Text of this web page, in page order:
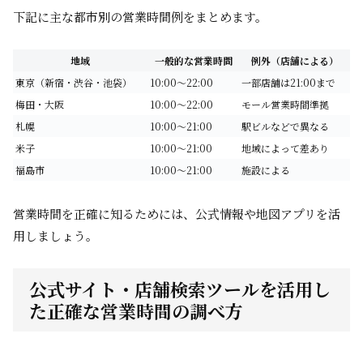
下記に主な都市別の営業時間例をまとめます。
地域 一般的な営業時間
例外（店舗による）
東京（新宿・渋谷・池袋）
10:00～22:00
一部店舗は21:00まで
梅田・大阪
10:00～22:00
モール営業時間準拠
札幌
10:00～21:00
駅ビルなどで異なる
米子
10:00～21:00
地域によって差あり
福島市
10:00～21:00 施設による
営業時間を正確に知るためには、公式情報や地図アプリを活
用しましょう。
公式サイト・店舗検索ツールを活用し
た正確な営業時間の調べ方